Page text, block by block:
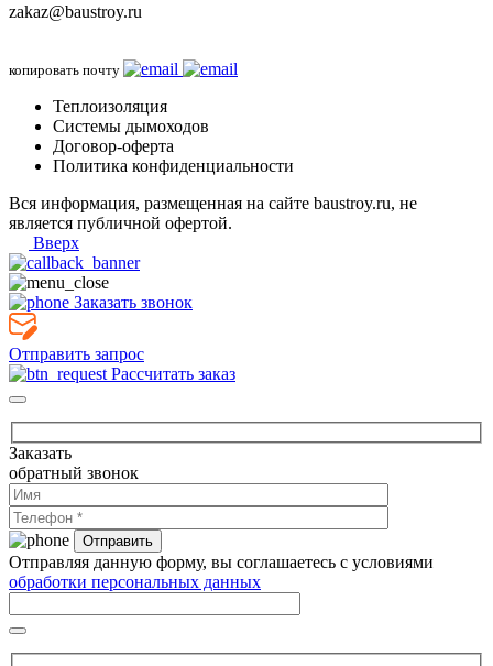
zakaz@baustroy.ru
копировать почту
Теплоизоляция
Системы дымоходов
Договор-оферта
Политика конфиденциальности
Вся информация, размещенная на сайте baustroy.ru, не
является публичной офертой.
Вверх
Заказать звонок
Отправить запрос
Рассчитать заказ
Заказать
обратный звонок
Отправляя данную форму, вы соглашаетесь с условиями
обработки персональных данных